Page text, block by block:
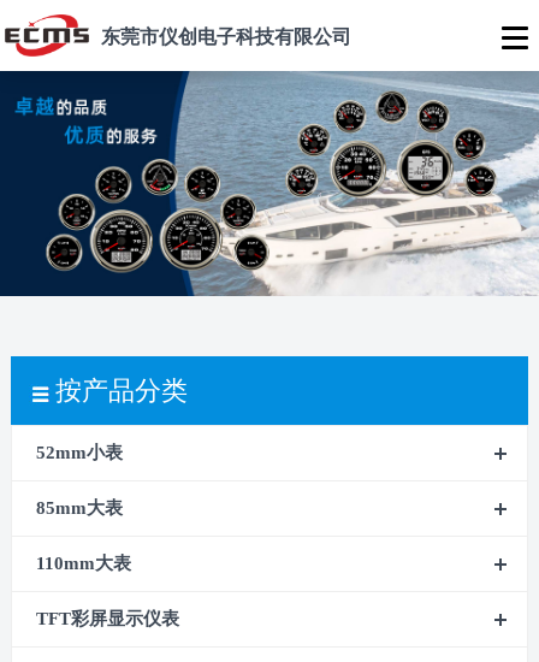
东莞市仪创电子科技有限公司
按产品分类
52mm小表
85mm大表
110mm大表
TFT彩屏显示仪表